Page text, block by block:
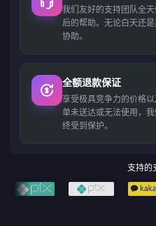
我们友好的支持团队全
后的帮助。无论白天还
协助。
全额退款保证
享受极具竞争力的价格
单未送达或无法使用，
终受到保护。
支持的